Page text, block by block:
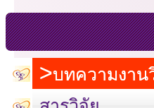
บทความงาน